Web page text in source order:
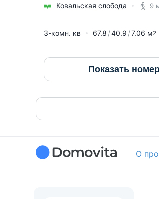
Ковальская слобода
9
3-комн. кв 67.8 40.9 7.06 м2
Показать номер
О